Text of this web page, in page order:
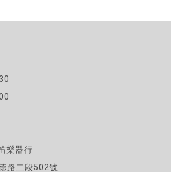
樂器行
路二段502號